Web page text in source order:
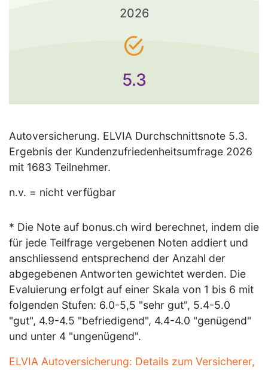
2026
5.3
Autoversicherung. ELVIA Durchschnittsnote 5.3.
Ergebnis der Kundenzufriedenheitsumfrage 2026
mit 1683 Teilnehmer.
n.v. = nicht verfügbar
* Die Note auf bonus.ch wird berechnet, indem die
für jede Teilfrage vergebenen Noten addiert und
anschliessend entsprechend der Anzahl der
abgegebenen Antworten gewichtet werden. Die
Evaluierung erfolgt auf einer Skala von 1 bis 6 mit
folgenden Stufen: 6.0-5,5 "sehr gut", 5.4-5.0
"gut", 4.9-4.5 "befriedigend", 4.4-4.0 "genügend"
und unter 4 "ungenügend".
ELVIA Autoversicherung: Details zum Versicherer,